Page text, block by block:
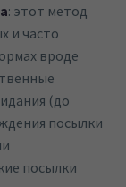
: этот метод
и часто
вроде
(до
посылки
посылки